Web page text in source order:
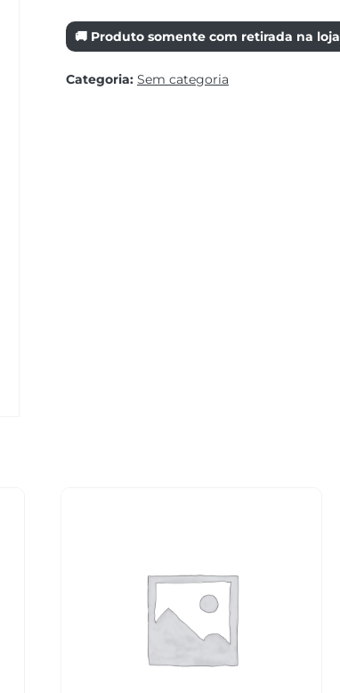
🚚 Produto somente com retirada na loja
Categoria: Sem categoria